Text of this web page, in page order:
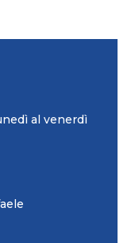
al venerdì